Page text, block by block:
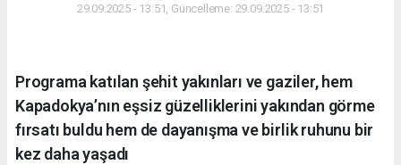
29.09.2025 - 13:51, Güncelleme: 29.09.2025 - 13:51
Programa katılan şehit yakınları ve gaziler, hem
Kapadokya’nın eşsiz güzelliklerini yakından görme
fırsatı buldu hem de dayanışma ve birlik ruhunu bir
kez daha yaşadı